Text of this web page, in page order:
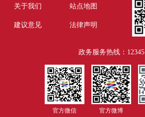
关于我们 站点地图
建议意见 法律声明
政务服务热线：12345
官方微信 官方微博